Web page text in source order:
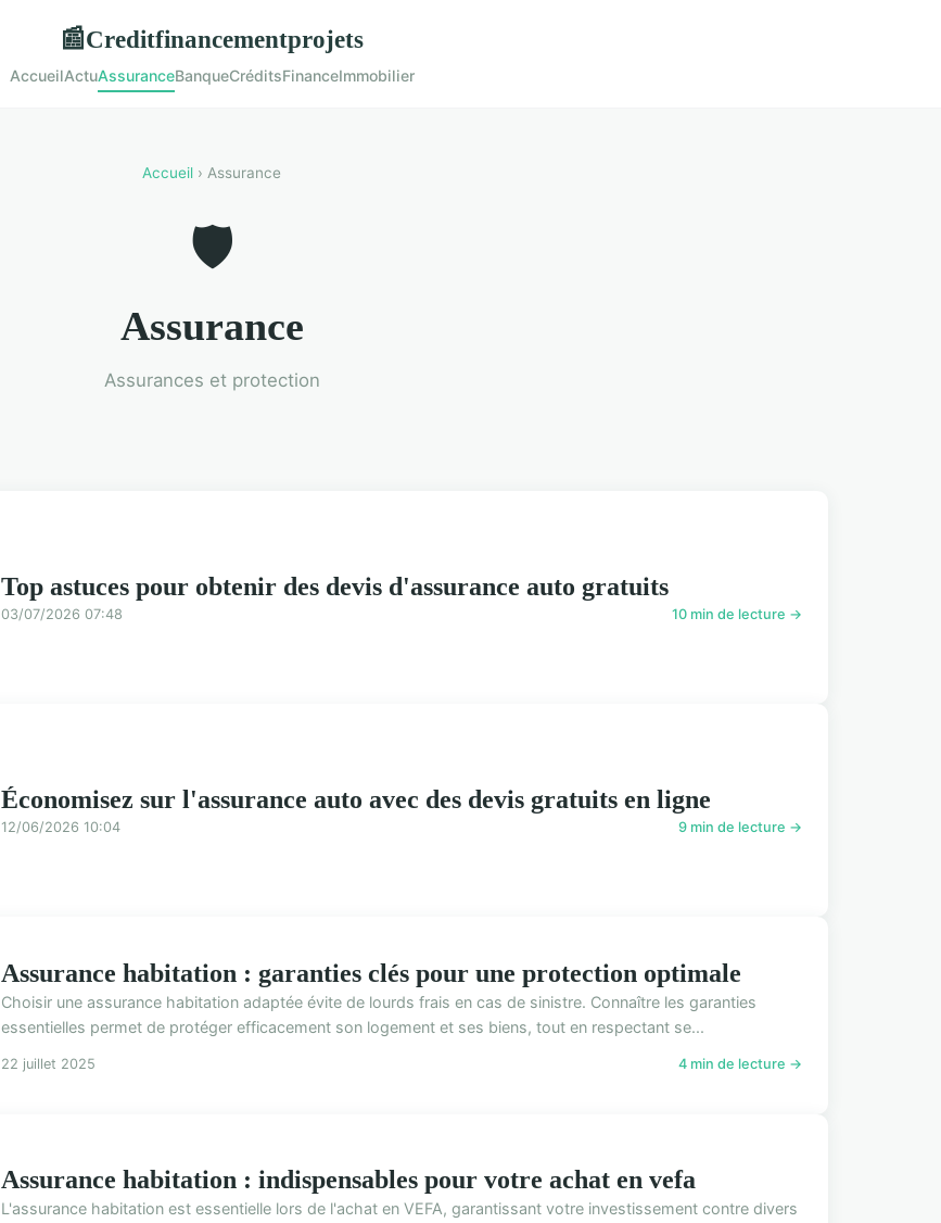
📰Creditfinancementprojets
AccueilActuAssuranceBanqueCréditsFinanceImmobilier
Accueil › Assurance
🛡️
Assurance
Assurances et protection
Top astuces pour obtenir des devis d'assurance auto gratuits
03/07/2026 07:48 10 min de lecture →
Économisez sur l'assurance auto avec des devis gratuits en ligne
12/06/2026 10:04 9 min de lecture →
Assurance habitation : garanties clés pour une protection optimale
Choisir une assurance habitation adaptée évite de lourds frais en cas de sinistre. Connaître les garanties
essentielles permet de protéger efficacement son logement et ses biens, tout en respectant se...
22 juillet 2025 4 min de lecture →
Assurance habitation : indispensables pour votre achat en vefa
L'assurance habitation est essentielle lors de l'achat en VEFA, garantissant votre investissement contre divers